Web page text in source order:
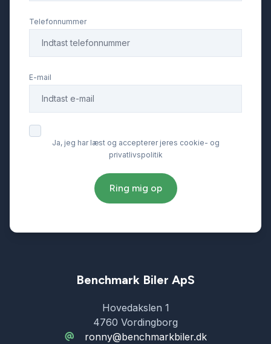
Telefonnummer
E-mail
Ja, jeg har læst og accepterer jeres cookie- og
privatlivspolitik
Ring mig op
Benchmark Biler ApS
Hovedakslen 1
4760 Vordingborg
ronny@benchmarkbiler.dk